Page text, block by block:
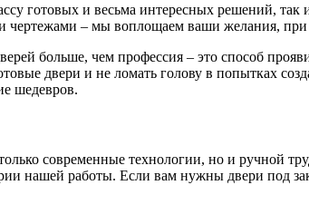
готовых и весьма интересных решений, так
– мы воплощаем ваши желания, при
больше, чем профессия – это способ
двери и не ломать голову в попытках
шедевров.
современные технологии, но и ручной
нашей работы. Если вам нужны двери под